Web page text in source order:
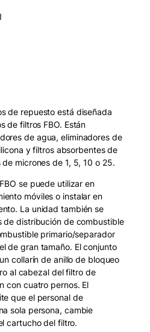
de repuesto está diseñada
de filtros FBO. Están
de agua, eliminadores de
y filtros absorbentes de
micrones de 1, 5, 10 o 25.
se puede utilizar en
móviles o instalar en
La unidad también se
de distribución de combustible
primario/separador
de gran tamaño. El conjunto
collarín de anillo de bloqueo
al cabezal del filtro de
con cuatro pernos. El
que el personal de
sola persona, cambie
cartucho del filtro.